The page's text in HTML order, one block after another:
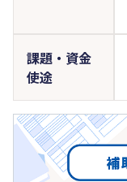
課題・資金
使途